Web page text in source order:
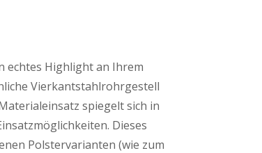
echtes Highlight an Ihrem
Vierkantstahlrohrgestell
spiegelt sich in
Dieses
Polstervarianten (wie zum